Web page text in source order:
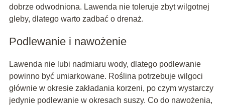
dobrze odwodniona. Lawenda nie toleruje zbyt wilgotnej
gleby, dlatego warto zadbać o drenaż.
Podlewanie i nawożenie
Lawenda nie lubi nadmiaru wody, dlatego podlewanie
powinno być umiarkowane. Roślina potrzebuje wilgoci
głównie w okresie zakładania korzeni, po czym wystarczy
jedynie podlewanie w okresach suszy. Co do nawożenia,